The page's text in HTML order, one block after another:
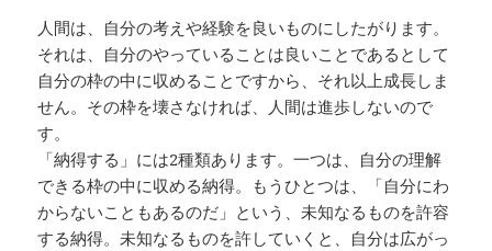
人間は、自分の考えや経験を良いものにしたがります。
それは、自分のやっていることは良いことであるとして
自分の枠の中に収めることですから、それ以上成長しま
せん。その枠を壊さなければ、人間は進歩しないので
す。
「納得する」には2種類あります。一つは、自分の理解
できる枠の中に収める納得。もうひとつは、「自分にわ
からないこともあるのだ」という、未知なるものを許容
する納得。未知なるものを許していくと、自分は広がっ